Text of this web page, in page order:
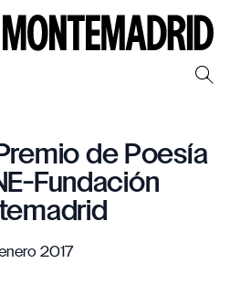
de Poesía
Fundación
2017